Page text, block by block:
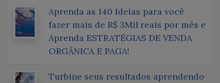
Aprenda as 140 Ideias para você
fazer mais de R$ 3Mil reais por mês e
Aprenda ESTRATÉGIAS DE VENDA
ORGÂNICA E PAGA!
Turbine seus resultados aprendendo